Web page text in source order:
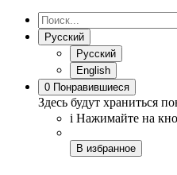
Русский
Русский
English
0 Понравившиеся
Здесь будут храниться
i Нажимайте на
В избранное